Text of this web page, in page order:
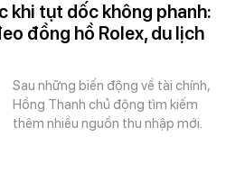
khi tụt dốc không phanh:
đồng hồ Rolex, du lịch
Sau những biến động về tài chính,
Hồng Thanh chủ động tìm kiếm
thêm nhiều nguồn thu nhập mới.